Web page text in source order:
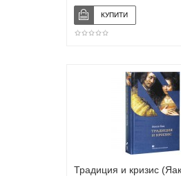
Традиция и кризис